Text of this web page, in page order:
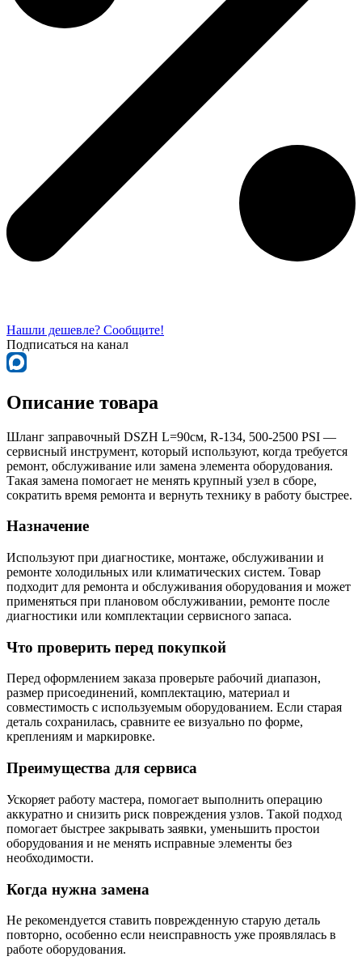
Нашли дешевле? Сообщите!
Подписаться на канал
Описание товара
Шланг заправочный DSZH L=90см, R-134, 500-2500 PSI —
сервисный инструмент, который используют, когда требуется
ремонт, обслуживание или замена элемента оборудования.
Такая замена помогает не менять крупный узел в сборе,
сократить время ремонта и вернуть технику в работу быстрее.
Назначение
Используют при диагностике, монтаже, обслуживании и
ремонте холодильных или климатических систем. Товар
подходит для ремонта и обслуживания оборудования и может
применяться при плановом обслуживании, ремонте после
диагностики или комплектации сервисного запаса.
Что проверить перед покупкой
Перед оформлением заказа проверьте рабочий диапазон,
размер присоединений, комплектацию, материал и
совместимость с используемым оборудованием. Если старая
деталь сохранилась, сравните ее визуально по форме,
креплениям и маркировке.
Преимущества для сервиса
Ускоряет работу мастера, помогает выполнить операцию
аккуратно и снизить риск повреждения узлов. Такой подход
помогает быстрее закрывать заявки, уменьшить простои
оборудования и не менять исправные элементы без
необходимости.
Когда нужна замена
Не рекомендуется ставить поврежденную старую деталь
повторно, особенно если неисправность уже проявлялась в
работе оборудования.